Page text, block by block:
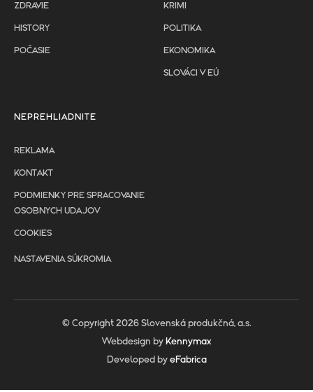
ZDRAVIE
HISTORY
POČASIE
KRIMI
POLITIKA
EKONOMIKA
SLOVÁCI V EÚ
NEPREHLIADNITE
REKLAMA
KONTAKT
PODMIENKY PRE SPRACOVANIE
OSOBNYCH UDAJOV
COOKIES
NASTAVENIA SÚKROMIA
© Copyright 2026 Slovenská produkčná, a.s.
Webdesign by Kennymax
Developed by eFabrica